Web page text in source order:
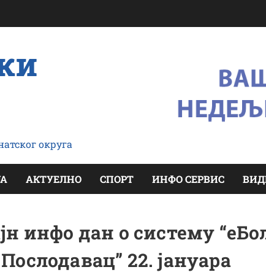
округа
АКТУЕЛНО СПОРТ ИНФО СЕРВИС
инфо дан о систему
Послодавац” 22. јануара